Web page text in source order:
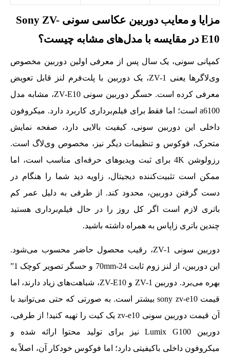
مزایا و معایب دوربین عکاسی سونی Sony ZV-
E10 در مقایسه با مدل‌های مشابه چیست؟
کمپانی سونی، یک سال پس از معرفی اولین دوربین مخصوص
وی‌لاگرها یعنی ZV-1، یک دوربین با پلت‌فرم لنز قابل تعویض
معرفی کرده است. حسگر دوربین سونی ZV-E10، مشابه مدل
a6100 است؛ اما فقط برای فیلم‌برداری کاربرد دارد. میکروفون
داخلی این دوربین سونی، کیفیت بالایی دارد، صفحه نمایش
متحرک، فوکوس و تنظیمات دیگر نیز، مخصوص وی‌لاگ است.
رزولوشن 4K برای ثبت ویدیوهای حرفه‌ای مناسب است، اما
ممکن است تثبیت‌کننده دیجیتال، زاویه دید شما را هنگام در
دست گرفتن دوربین، محدود کند. از طرفی به دلیل عمر کم
باتری لازم است اگر کل روز را در حال فیلم‌برداری هستید
چندین باتری زاپاس به همراه داشته باشید.
دوربین سونی ZV-1، رقیب محصول حاضر محسوب می‌شود.
این دوربین، از لنز زوم ثابت 24-70mm و حسگر تصویر کوچک 1”
بهره می‌برد. دوربین ZV-1 و ZV-E10، شباهت‌های زیاد دارند، اما
قیمت sony zv-e10 بیشتر است. به صورتی که حتی می‌توانید با
آن قیمت دوربین سونی zv-e10 یک کیت را تهیه کنید! از طرفی،
دوربین Lumix G100 نیز برای تولید محتوا ارائه شده و
میکروفون داخلی باکیفیتی دارد؛ اما فوکوس خودکار آن، اصلاً به